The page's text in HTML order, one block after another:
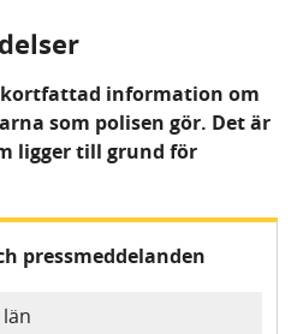
kortfattad information om
som polisen gör. Det är
ligger till grund för
pressmeddelanden